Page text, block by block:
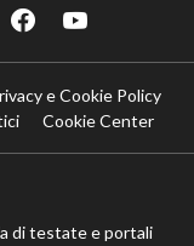
e Cookie Policy
Cookie Center
di testate e portali